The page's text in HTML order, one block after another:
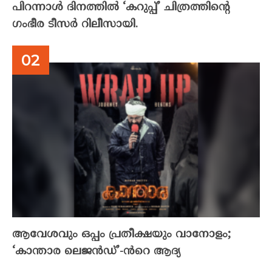
പിറന്നാൾ ദിനത്തിൽ ‘കറുപ്പ്’ ചിത്രത്തിന്റെ
ഗംഭീര ടീസർ റിലീസായി.
ആവേശവും ഒപ്പം പ്രതീക്ഷയും വാനോളം;
‘കാന്താര ലെജൻഡ്’-ൻറെ ആദ്യ